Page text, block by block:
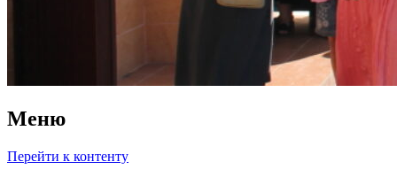
Меню
Перейти к контенту